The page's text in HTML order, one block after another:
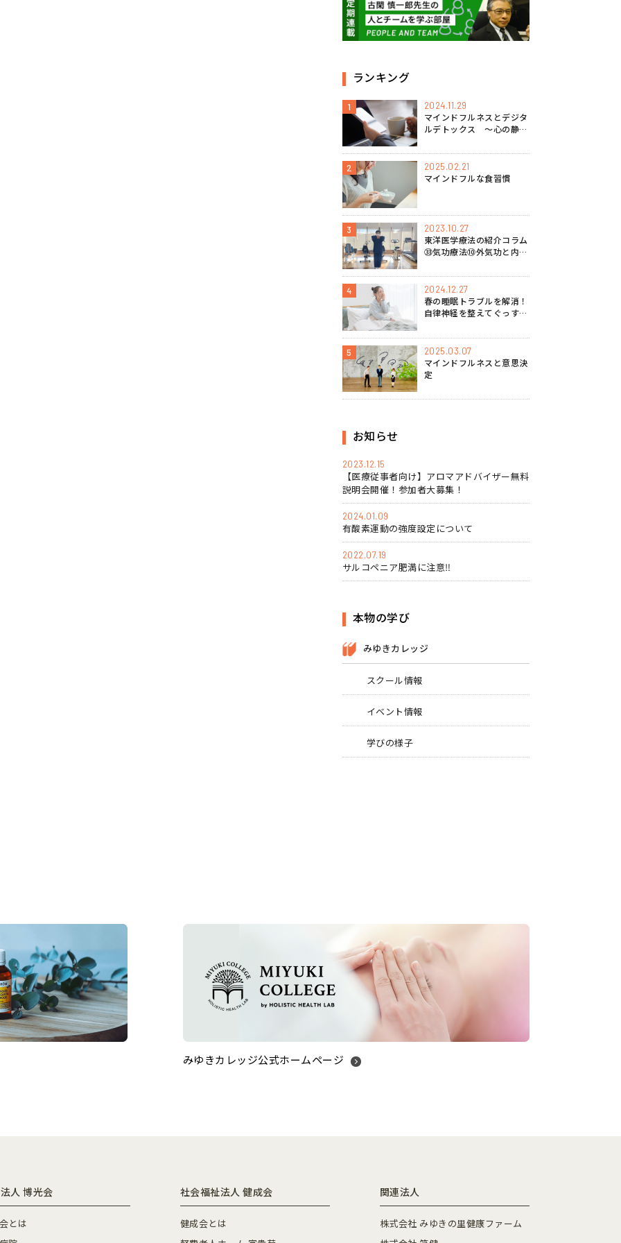
ランキング
1 2024.11.29
マインドフルネスとデジタ
ルデトックス 〜心の静け
2 2025.02.21
マインドフルな食習慣
3 2023.10.27
東洋医学療法の紹介コラム
㉝気功療法⑩外気功と内気
4 2024.12.27
春の睡眠トラブルを解消！
自律神経を整えてぐっすり
法
5 2025.03.07
マインドフルネスと意思決
定
お知らせ
2023.12.15
【医療従事者向け】アロマアドバイザー無料
説明会開催！参加者大募集！
2024.01.09
有酸素運動の強度設定について
2022.07.19
サルコペニア肥満に注意‼
本物の学び
みゆきカレッジ
スクール情報
イベント情報
学びの様子
みゆきカレッジ公式ホームページ
人 博光会
とは
社会福祉法人 健成会
健成会とは
関連法人
株式会社 みゆきの里健康ファーム